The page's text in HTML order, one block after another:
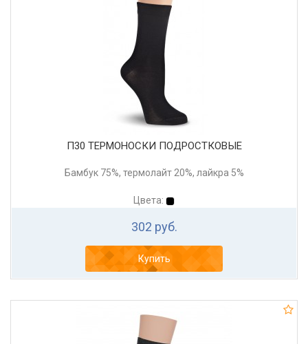
П30 ТЕРМОНОСКИ ПОДРОСТКОВЫЕ
Бамбук 75%, термолайт 20%, лайкра 5%
Цвета:
302 руб.
Купить